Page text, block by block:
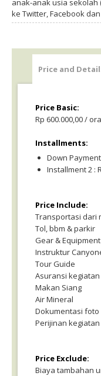
anak-anak usia sekolah
ke Twitter, Facebook
Price and
Price Basic:
Rp 600.000,00 /
Installments:
Down Payment
Installment 2 :
Price Include:
Transportasi dari
Tol, bbm & parkir
Gear &
Instruktur
Tour Guide
Asuransi kegiatan
Makan Siang
Air Mineral
Dokumentasi foto
Perijinan kegiatan
Price Exclude:
Biaya tambahan